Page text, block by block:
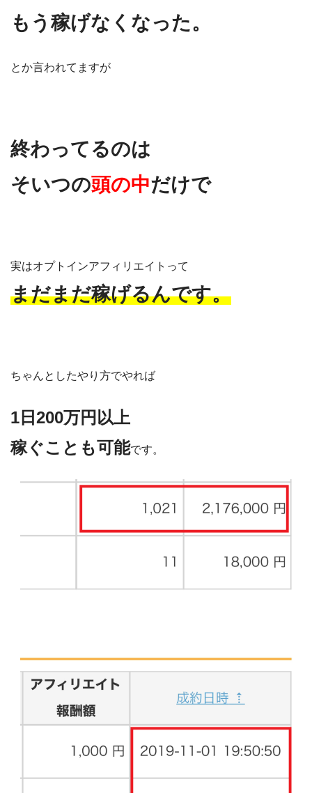
もう稼げなくなった。
とか言われてますが
終わってるのは
そいつの頭の中だけで
実はオプトインアフィリエイトって
まだまだ稼げるんです。
ちゃんとしたやり方でやれば
1日200万円以上
稼ぐことも可能です。